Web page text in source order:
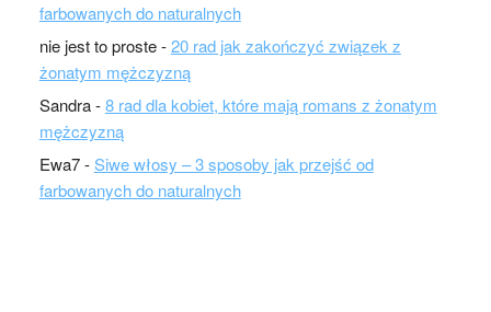
farbowanych do naturalnych
nie jest to proste-20 rad jak zakończyć związek z
żonatym mężczyzną
Sandra-8 rad dla kobiet, które mają romans z żonatym
mężczyzną
Ewa7-Siwe włosy – 3 sposoby jak przejść od
farbowanych do naturalnych